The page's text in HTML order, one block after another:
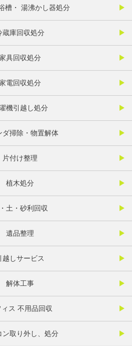
槽・ 湯沸かし器処分
蔵庫回収処分
具回収処分
電回収処分
機引越し処分
ダ掃除・物置解体
片付け整理
植木処分
土・砂利回収
遺品整理
越しサービス
解体工事
ィス 不用品回収
ン取り外し、処分